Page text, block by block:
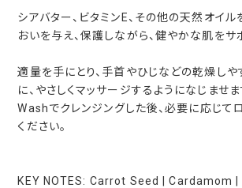
シアバター、ビタミンE、その他の天然オイル
おいを与え、保護しながら、健やかな肌をサ
適量を手にとり、手首やひじなどの乾燥し
に、やさしくマッサージするようになじませ
Washでクレンジングした後、必要に応じて
ください。
KEY NOTES: Carrot Seed | Cardamom